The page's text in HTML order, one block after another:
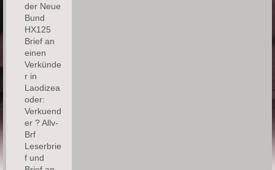
der Neue
Bund
HX125
Brief an
einen
Verkünde
r in
Laodizea
oder:
Verkuend
er ? Allv-
Brf
Leserbrie
f und